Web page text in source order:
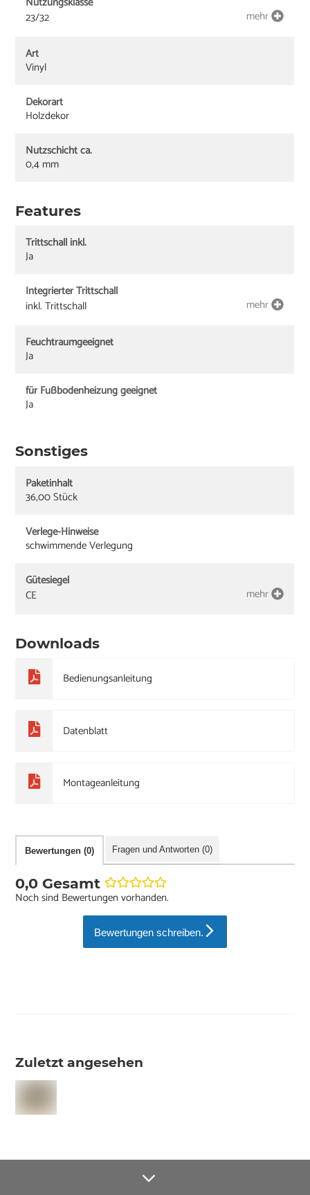
23/32
mehr
Art
Vinyl
Dekorart
Holzdekor
Nutzschicht ca.
0,4 mm
Features
Trittschall inkl.
Ja
Integrierter Trittschall
inkl. Trittschall
mehr
Feuchtraumgeeignet
Ja
für Fußbodenheizung geeignet
Ja
Sonstiges
Paketinhalt
36,00 Stück
Verlege-Hinweise
schwimmende Verlegung
Gütesiegel
CE
mehr
Downloads
Bedienungsanleitung
Datenblatt
Montageanleitung
Bewertungen (0) Fragen und Antworten (0)
0,0 Gesamt
Noch sind Bewertungen vorhanden.
Bewertungen schreiben.
Zuletzt angesehen